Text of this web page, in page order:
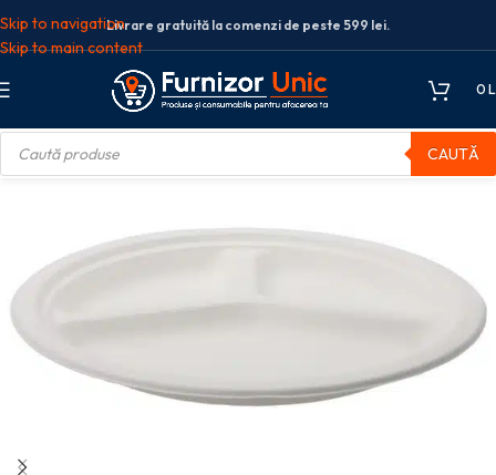
Skip to navigation
Skip to main content
Livrare gratuită la comenzi de peste 599 lei.
0
CAUTĂ
din trestie de zahar rotunde,albe d261mm 3 comp. 50 buc/set